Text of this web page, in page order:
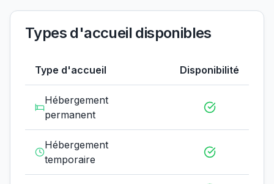
Types d'accueil disponibles
Type d'accueil Disponibilité
Hébergement
permanent
Hébergement
temporaire